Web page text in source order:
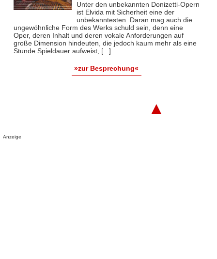
Unter den unbekannten Donizetti-Opern
ist Elvida mit Sicherheit eine der
unbekanntesten. Daran mag auch die
ungewöhnliche Form des Werks schuld sein, denn eine
Oper, deren Inhalt und deren vokale Anforderungen auf
große Dimension hindeuten, die jedoch kaum mehr als eine
Stunde Spieldauer aufweist, [...]
»zur Besprechung«
▲
Anzeige